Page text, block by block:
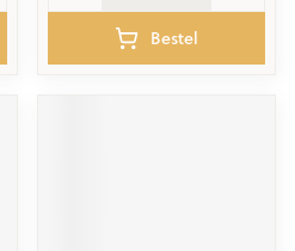
Bestel